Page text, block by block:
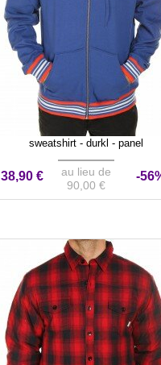
sweatshirt - durkl - panel
38,90 €
au lieu de
90,00 €
-